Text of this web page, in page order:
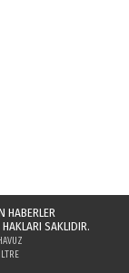
HABERLER
SAKLIDIR.